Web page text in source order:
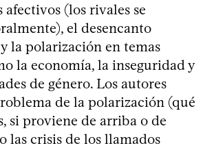
afectivos (los rivales se
el desencanto
la polarización en temas
la economía, la inseguridad y
de género. Los autores
de la polarización (qué
si proviene de arriba o de
las crisis de los llamados